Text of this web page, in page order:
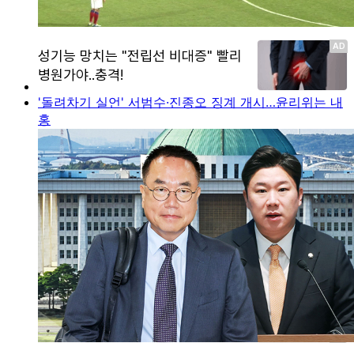
'돌려차기 실언' 서범수·진종오 징계 개시…윤리위는 내
홍